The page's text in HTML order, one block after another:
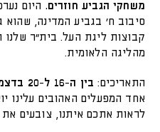
משחקי הגביע חוזרים. היום
סיבוב ח׳ בגביע המדינה, שהוא
קבוצות ליגת העל. בית״ר שלנו
מהליגה הלאומית.
התאריכים: בין ה-16 ל-20 בדצמבר
אחד המפעלים האהובים עלינו
לראות אתכם איתנו, צובעים